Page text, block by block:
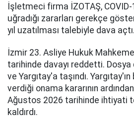
İşletmeci firma İZOTAŞ, COVID-
uğradığı zararları gerekçe
yıl uzatılması talebiyle dava açtı.
İzmir 23. Asliye Hukuk
tarihinde davayı reddetti.
ve Yargıtay'a taşındı.
verdiği onama kararının
Ağustos 2026 tarihinde ihtiyati
kaldırdı.